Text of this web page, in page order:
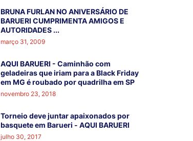
BRUNA FURLAN NO ANIVERSÁRIO DE
BARUERI CUMPRIMENTA AMIGOS E
AUTORIDADES ...
março 31, 2009
AQUI BARUERI - Caminhão com
geladeiras que iriam para a Black Friday
em MG é roubado por quadrilha em SP
novembro 23, 2018
Torneio deve juntar apaixonados por
basquete em Barueri - AQUI BARUERI
julho 30, 2017